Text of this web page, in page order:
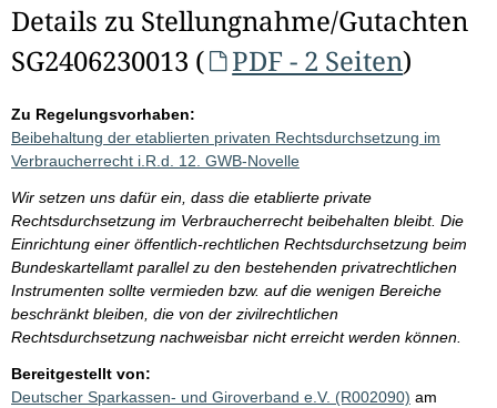
Details zu Stellungnahme/Gutachten
SG2406230013 (
PDF - 2 Seiten)
Zu Regelungsvorhaben:
Beibehaltung der etablierten privaten Rechtsdurchsetzung im
Verbraucherrecht i.R.d. 12. GWB-Novelle
Wir setzen uns dafür ein, dass die etablierte private
Rechtsdurchsetzung im Verbraucherrecht beibehalten bleibt. Die
Einrichtung einer öffentlich-rechtlichen Rechtsdurchsetzung beim
Bundeskartellamt parallel zu den bestehenden privatrechtlichen
Instrumenten sollte vermieden bzw. auf die wenigen Bereiche
beschränkt bleiben, die von der zivilrechtlichen
Rechtsdurchsetzung nachweisbar nicht erreicht werden können.
Bereitgestellt von:
Deutscher Sparkassen- und Giroverband e.V. (R002090) am